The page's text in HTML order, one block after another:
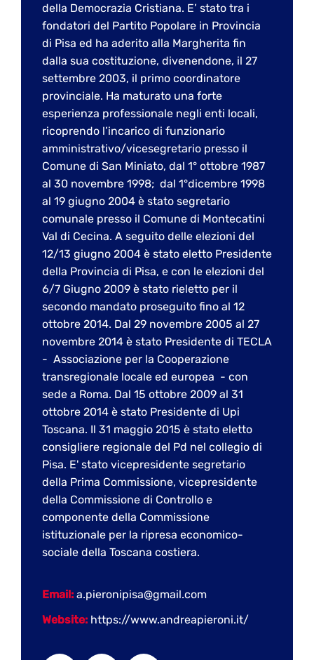
della Democrazia Cristiana. E’ stato tra i
fondatori del Partito Popolare in Provincia
di Pisa ed ha aderito alla Margherita fin
dalla sua costituzione, divenendone, il 27
settembre 2003, il primo coordinatore
provinciale. Ha maturato una forte
esperienza professionale negli enti locali,
ricoprendo l’incarico di funzionario
amministrativo/vicesegretario presso il
Comune di San Miniato, dal 1° ottobre 1987
al 30 novembre 1998; dal 1°dicembre 1998
al 19 giugno 2004 è stato segretario
comunale presso il Comune di Montecatini
Val di Cecina. A seguito delle elezioni del
12/13 giugno 2004 è stato eletto Presidente
della Provincia di Pisa, e con le elezioni del
6/7 Giugno 2009 è stato rieletto per il
secondo mandato proseguito fino al 12
ottobre 2014. Dal 29 novembre 2005 al 27
novembre 2014 è stato Presidente di TECLA
- Associazione per la Cooperazione
transregionale locale ed europea - con
sede a Roma. Dal 15 ottobre 2009 al 31
ottobre 2014 è stato Presidente di Upi
Toscana. Il 31 maggio 2015 è stato eletto
consigliere regionale del Pd nel collegio di
Pisa. E' stato vicepresidente segretario
della Prima Commissione, vicepresidente
della Commissione di Controllo e
componente della Commissione
istituzionale per la ripresa economico-
sociale della Toscana costiera.
Email: a.pieronipisa@gmail.com
Website: https://www.andreapieroni.it/